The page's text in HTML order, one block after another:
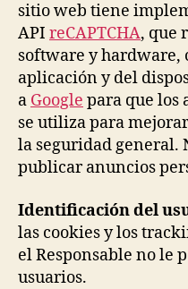
sitio web tiene
API reCAPTCHA, que
software y hardware,
aplicación y del
a Google para que los
se utiliza para
la seguridad general.
publicar anuncios
Identificación del
las cookies y los
el Responsable no le
usuarios.